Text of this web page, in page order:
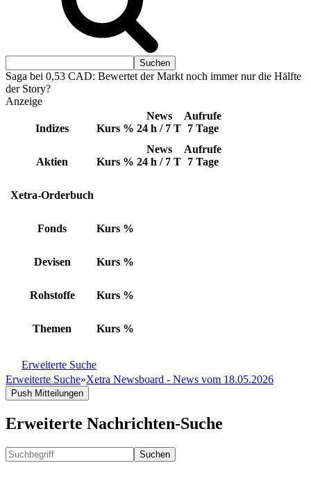
Saga bei 0,53 CAD: Bewertet der Markt noch immer nur die Hälfte
der Story?
Anzeige
Indizes Kurs %
News
24 h / 7 T
Aufrufe
7 Tage
Aktien Kurs %
News
24 h / 7 T
Aufrufe
7 Tage
Xetra-Orderbuch
Fonds Kurs %
Devisen Kurs %
Rohstoffe Kurs %
Themen Kurs %
Erweiterte Suche
Erweiterte Suche»Xetra Newsboard - News vom 18.05.2026
Push Mitteilungen
Erweiterte Nachrichten-Suche
Suchen